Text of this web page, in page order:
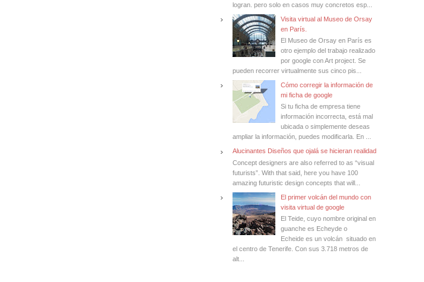
logran. pero solo en casos muy concretos esp...
Visita virtual al Museo de Orsay
en París.
El Museo de Orsay en París es
otro ejemplo del trabajo realizado
por google con Art project. Se
pueden recorrer virtualmente sus cinco pis...
Cómo corregir la información de
mi ficha de google
Si tu ficha de empresa tiene
información incorrecta, está mal
ubicada o simplemente deseas
ampliar la información, puedes modificarla. En ...
Alucinantes Diseños que ojalá se hicieran realidad
Concept designers are also referred to as “visual
futurists”. With that said, here you have 100
amazing futuristic design concepts that will...
El primer volcán del mundo con
visita virtual de google
El Teide, cuyo nombre original en
guanche es Echeyde o
Echeide es un volcán situado en
el centro de Tenerife. Con sus 3.718 metros de
alt...